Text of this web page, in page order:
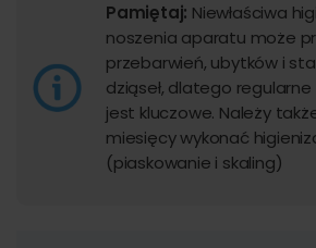
Pamiętaj: Niewłaściwa
noszenia aparatu może
przebarwień, ubytków i
dziąseł, dlatego
jest kluczowe. Należy
miesięcy wykonać
(piaskowanie i skaling)